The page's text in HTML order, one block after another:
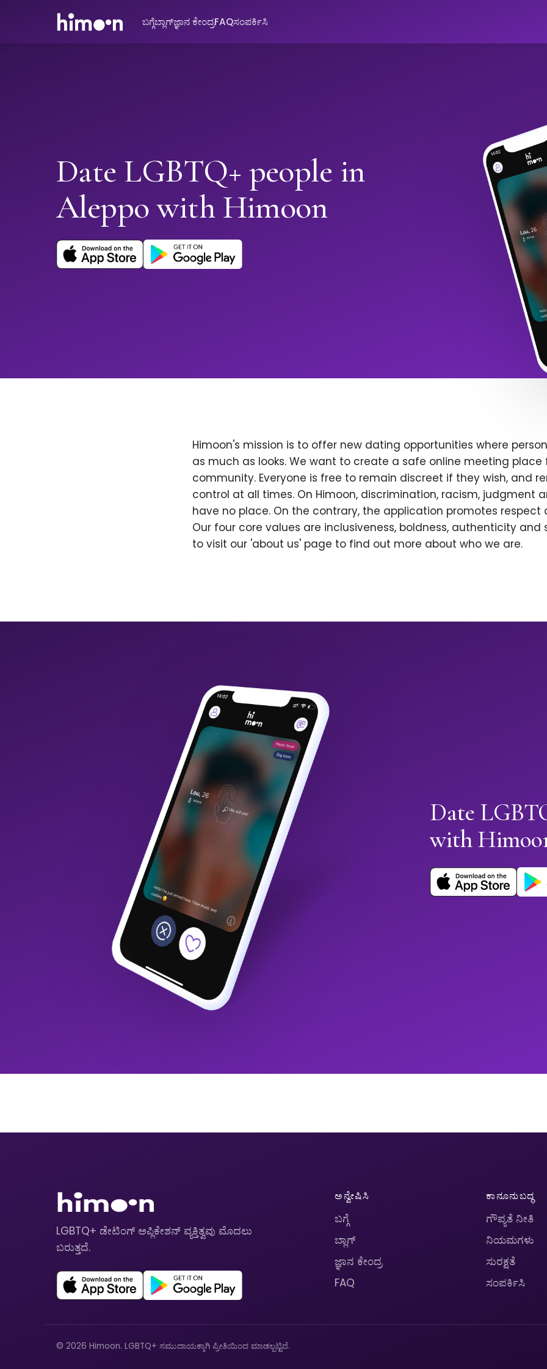
ಬಗ್ಗೆಬ್ಲಾಗ್ಜ್ಞಾನ ಕೇಂದ್ರFAQಸಂಪರ್ಕಿಸಿ
Date LGBTQ+ people in
Aleppo with Himoon
Himoon's mission is to offer new dating opportunities where
as much as looks. We want to create a safe online meeting place
community. Everyone is free to remain discreet if they wish, and
control at all times. On Himoon, discrimination, racism, judgment
have no place. On the contrary, the application promotes respect
Our four core values are inclusiveness, boldness, authenticity and
to visit our 'about us' page to find out more about who we are.
Date
with
LGBTQ+ ಡೇಟಿಂಗ್ ಅಪ್ಲಿಕೇಶನ್ ವ್ಯಕ್ತಿತ್ವವು ಮೊದಲು
ಬರುತ್ತದೆ.
ಅನ್ವೇಷಿಸಿ
ಬಗ್ಗೆ
ಬ್ಲಾಗ್
ಜ್ಞಾನ ಕೇಂದ್ರ
FAQ
ಕಾನೂನುಬದ್ಧ
ಗೌಪ್ಯತೆ ನೀತಿ
ನಿಯಮಗಳು
ಸುರಕ್ಷತೆ
ಸಂಪರ್ಕಿಸಿ
© 2026 Himoon. LGBTQ+ ಸಮುದಾಯಕ್ಕಾಗಿ ಪ್ರೀತಿಯಿಂದ ಮಾಡಲ್ಪಟ್ಟಿದೆ.